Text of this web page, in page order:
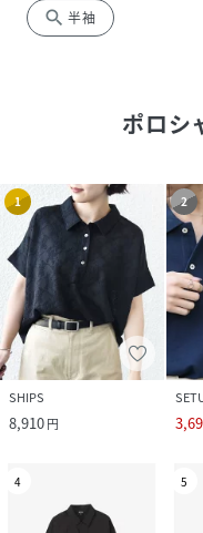
search 半袖
ポロシ
1
SHIPS
8,910円
2
4 5